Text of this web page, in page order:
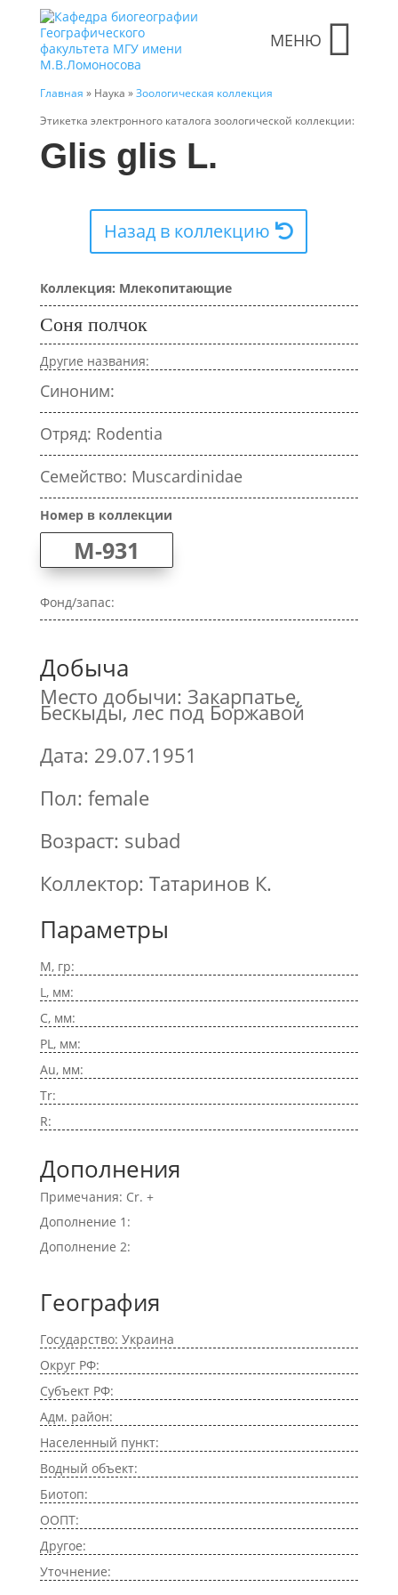
МЕНЮ
Главная » Наука »Зоологическая коллекция
Этикетка электронного каталога зоологической коллекции:
Glis glis L.
Назад в коллекцию
Коллекция: Млекопитающие
Соня полчок
Другие названия:
Синоним:
Отряд: Rodentia
Семейство: Muscardinidae
Номер в коллекции
M-931
Фонд/запас:
Добыча
Место добычи: Закарпатье,
Бескыды, лес под Боржавой
Дата: 29.07.1951
Пол: female
Возраст: subad
Коллектор: Татаринов К.
Параметры
M, гр:
L, мм:
C, мм:
PL, мм:
Au, мм:
Tr:
R:
Дополнения
Примечания: Cr. +
Дополнение 1:
Дополнение 2:
География
Государство: Украина
Округ РФ:
Субъект РФ:
Адм. район:
Населенный пункт:
Водный объект:
Биотоп:
ООПТ:
Другое:
Уточнение: